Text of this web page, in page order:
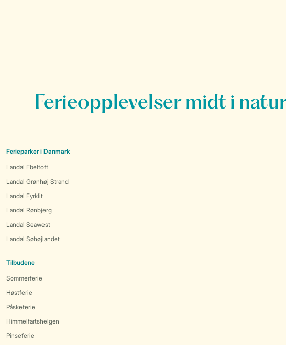
Ferieopplevelser midt i
Ferieparker i Danmark
Landal Ebeltoft
Landal Grønhøj Strand
Landal Fyrklit
Landal Rønbjerg
Landal Seawest
Landal Søhøjlandet
Tilbudene
Sommerferie
Høstferie
Påskeferie
Himmelfartshelgen
Pinseferie